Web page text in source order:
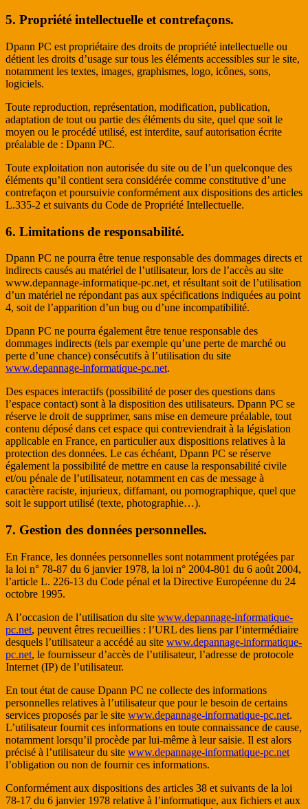
5. Propriété intellectuelle et contrefaçons.
Dpann PC est propriétaire des droits de propriété intellectuelle ou
détient les droits d’usage sur tous les éléments accessibles sur le site,
notamment les textes, images, graphismes, logo, icônes, sons,
logiciels.
Toute reproduction, représentation, modification, publication,
adaptation de tout ou partie des éléments du site, quel que soit le
moyen ou le procédé utilisé, est interdite, sauf autorisation écrite
préalable de : Dpann PC.
Toute exploitation non autorisée du site ou de l’un quelconque des
éléments qu’il contient sera considérée comme constitutive d’une
contrefaçon et poursuivie conformément aux dispositions des articles
L.335-2 et suivants du Code de Propriété Intellectuelle.
6. Limitations de responsabilité.
Dpann PC ne pourra être tenue responsable des dommages directs et
indirects causés au matériel de l’utilisateur, lors de l’accès au site
www.depannage-informatique-pc.net, et résultant soit de l’utilisation
d’un matériel ne répondant pas aux spécifications indiquées au point
4, soit de l’apparition d’un bug ou d’une incompatibilité.
Dpann PC ne pourra également être tenue responsable des
dommages indirects (tels par exemple qu’une perte de marché ou
perte d’une chance) consécutifs à l’utilisation du site
www.depannage-informatique-pc.net.
Des espaces interactifs (possibilité de poser des questions dans
l’espace contact) sont à la disposition des utilisateurs. Dpann PC se
réserve le droit de supprimer, sans mise en demeure préalable, tout
contenu déposé dans cet espace qui contreviendrait à la législation
applicable en France, en particulier aux dispositions relatives à la
protection des données. Le cas échéant, Dpann PC se réserve
également la possibilité de mettre en cause la responsabilité civile
et/ou pénale de l’utilisateur, notamment en cas de message à
caractère raciste, injurieux, diffamant, ou pornographique, quel que
soit le support utilisé (texte, photographie…).
7. Gestion des données personnelles.
En France, les données personnelles sont notamment protégées par
la loi n° 78-87 du 6 janvier 1978, la loi n° 2004-801 du 6 août 2004,
l’article L. 226-13 du Code pénal et la Directive Européenne du 24
octobre 1995.
A l’occasion de l’utilisation du site www.depannage-informatique-
pc.net, peuvent êtres recueillies : l’URL des liens par l’intermédiaire
desquels l’utilisateur a accédé au site www.depannage-informatique-
pc.net, le fournisseur d’accès de l’utilisateur, l’adresse de protocole
Internet (IP) de l’utilisateur.
En tout état de cause Dpann PC ne collecte des informations
personnelles relatives à l’utilisateur que pour le besoin de certains
services proposés par le site www.depannage-informatique-pc.net.
L’utilisateur fournit ces informations en toute connaissance de cause,
notamment lorsqu’il procède par lui-même à leur saisie. Il est alors
précisé à l’utilisateur du site www.depannage-informatique-pc.net
l’obligation ou non de fournir ces informations.
Conformément aux dispositions des articles 38 et suivants de la loi
78-17 du 6 janvier 1978 relative à l’informatique, aux fichiers et aux